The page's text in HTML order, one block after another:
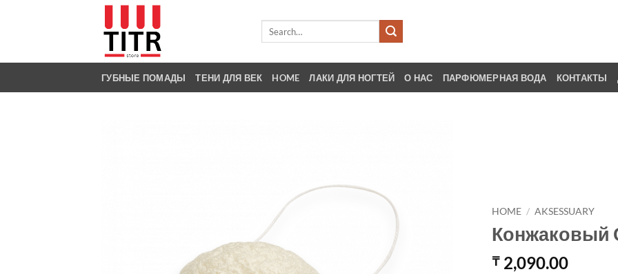
ГУБНЫЕ ПОМАДЫ ТЕНИ ДЛЯ ВЕК HOME ЛАКИ ДЛЯ НОГТЕЙ О НАС ПАРФЮМЕРНАЯ ВОДА КОНТАКТЫ
HOME / AKSESSUARY
Конжаковый
₸2,090.00